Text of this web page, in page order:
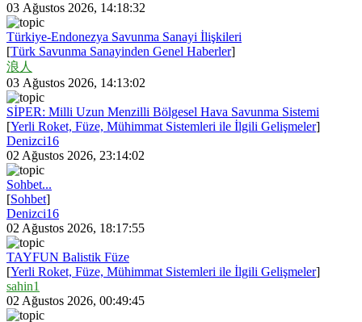
03 Ağustos 2026, 14:18:32
Türkiye-Endonezya Savunma Sanayi İlişkileri
[Türk Savunma Sanayinden Genel Haberler]
浪人
03 Ağustos 2026, 14:13:02
SİPER: Milli Uzun Menzilli Bölgesel Hava Savunma Sistemi
[Yerli Roket, Füze, Mühimmat Sistemleri ile İlgili Gelişmeler]
Denizci16
02 Ağustos 2026, 23:14:02
Sohbet...
[Sohbet]
Denizci16
02 Ağustos 2026, 18:17:55
TAYFUN Balistik Füze
[Yerli Roket, Füze, Mühimmat Sistemleri ile İlgili Gelişmeler]
sahin1
02 Ağustos 2026, 00:49:45